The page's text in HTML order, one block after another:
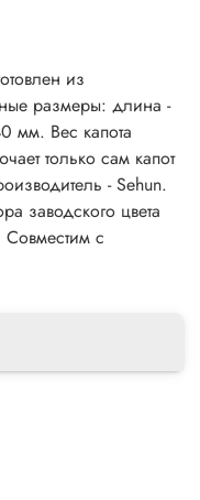
из
размеры: длина -
мм. Вес капота
только сам капот
- Sehun.
заводского цвета
с